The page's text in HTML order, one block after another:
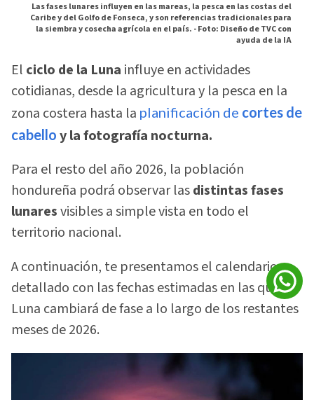
Las fases lunares influyen en las mareas, la pesca en las costas del
Caribe y del Golfo de Fonseca, y son referencias tradicionales para
la siembra y cosecha agrícola en el país. -Foto: Diseño de TVC con
ayuda de la IA
El ciclo de la Luna influye en actividades
cotidianas, desde la agricultura y la pesca en la
zona costera hasta la planificación de cortes de
cabello y la fotografía nocturna.
Para el resto del año 2026, la población
hondureña podrá observar lasdistintas fases
lunaresvisibles a simple vista en todo el
territorio nacional.
A continuación, te presentamos el calendario
detallado con las fechas estimadas en las que la
Luna cambiará de fase a lo largo de los restantes
meses de 2026.